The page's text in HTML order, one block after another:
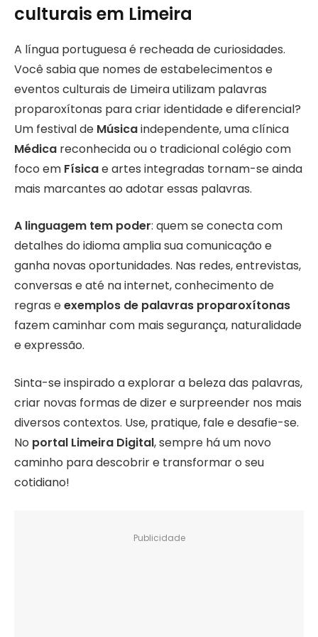
culturais em Limeira
A língua portuguesa é recheada de curiosidades.
Você sabia que nomes de estabelecimentos e
eventos culturais de Limeira utilizam palavras
proparoxítonas para criar identidade e diferencial?
Um festival de Músicaindependente, uma clínica
Médica reconhecida ou o tradicional colégio com
foco em Físicae artes integradas tornam-se ainda
mais marcantes ao adotar essas palavras.
A linguagem tem poder: quem se conecta com
detalhes do idioma amplia sua comunicação e
ganha novas oportunidades. Nas redes, entrevistas,
conversas e até na internet, conhecimento de
regras eexemplos de palavras proparoxítonas
fazem caminhar com mais segurança, naturalidade
e expressão.
Sinta-se inspirado a explorar a beleza das palavras,
criar novas formas de dizer e surpreender nos mais
diversos contextos. Use, pratique, fale e desafie-se.
No portal Limeira Digital, sempre há um novo
caminho para descobrir e transformar o seu
cotidiano!
Publicidade